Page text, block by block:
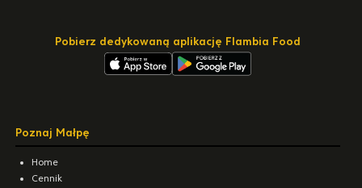
Pobierz dedykowaną aplikację Flambia Food
Poznaj Małpę
Home
Cennik